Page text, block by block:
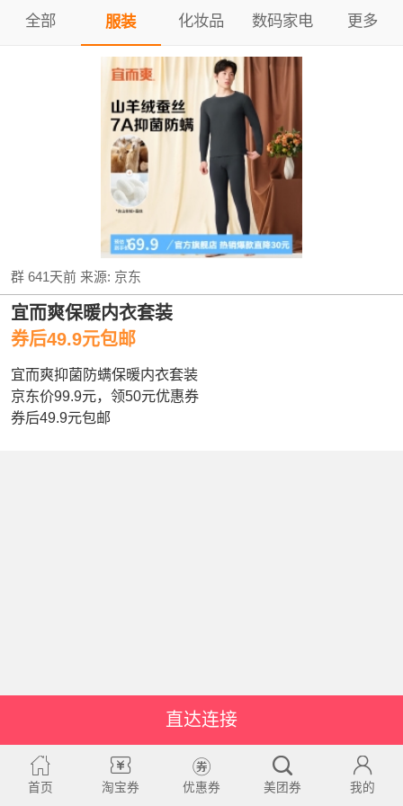
全部 服装 化妆品 数码家电 更多
群 641天前来源: 京东
宜而爽保暖内衣套装
券后49.9元包邮
宜而爽抑菌防螨保暖内衣套装
京东价99.9元，领50元优惠券
券后49.9元包邮
直达连接
首页 淘宝券 优惠券 美团券 我的